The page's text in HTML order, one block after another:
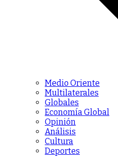
Medio Oriente
Multilaterales
Globales
Economía Global
Opinión
Análisis
Cultura
Deportes